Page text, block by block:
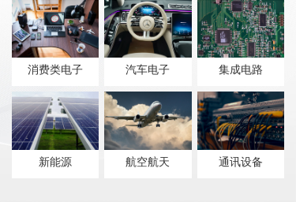
消费类电子 汽车电子 集成电路
新能源 航空航天 通讯设备